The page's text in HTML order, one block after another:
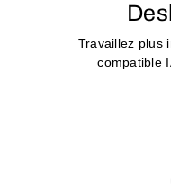
Travaillez plus
compatible